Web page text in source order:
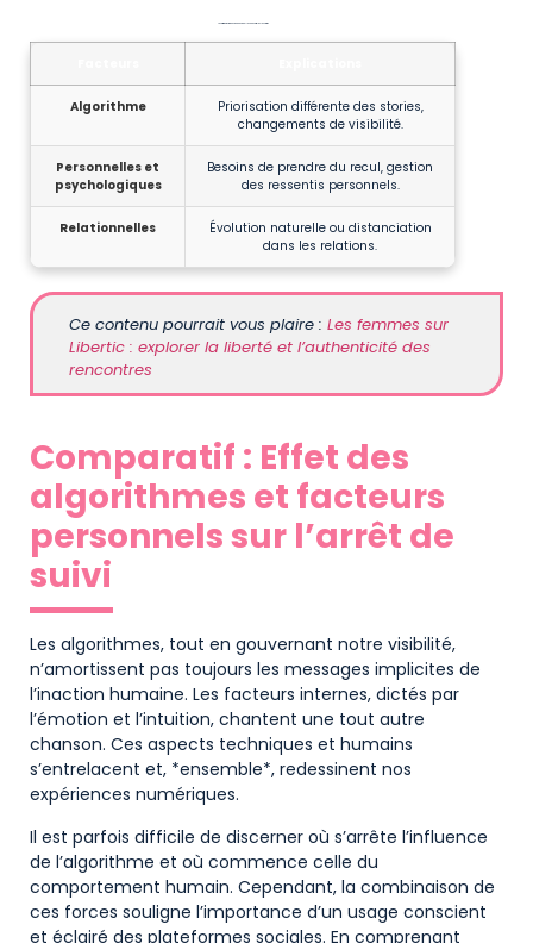
Algorithme
Priorisation différente des stories,
changements de visibilité.
Personnelles et
psychologiques
Besoins de prendre du recul, gestion
des ressentis personnels.
Relationnelles
Évolution naturelle ou distanciation
dans les relations.
Ce contenu pourrait vous plaire : Les femmes sur
Libertic : explorer la liberté et l’authenticité des
rencontres
Comparatif : Effet des
algorithmes et facteurs
personnels sur l’arrêt de
suivi
Les algorithmes, tout en gouvernant notre visibilité,
n’amortissent pas toujours les messages implicites de
l’inaction humaine. Les facteurs internes, dictés par
l’émotion et l’intuition, chantent une tout autre
chanson. Ces aspects techniques et humains
s’entrelacent et, *ensemble*, redessinent nos
expériences numériques.
Il est parfois difficile de discerner où s’arrête l’influence
de l’algorithme et où commence celle du
comportement humain. Cependant, la combinaison de
ces forces souligne l’importance d’un usage conscient
et éclairé des plateformes sociales. En comprenant